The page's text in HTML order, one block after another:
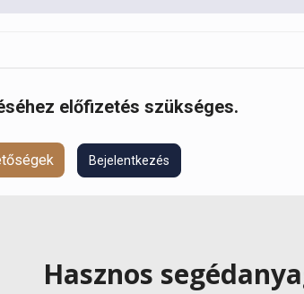
előfizetés szükséges.
Bejelentkezés
Hasznos